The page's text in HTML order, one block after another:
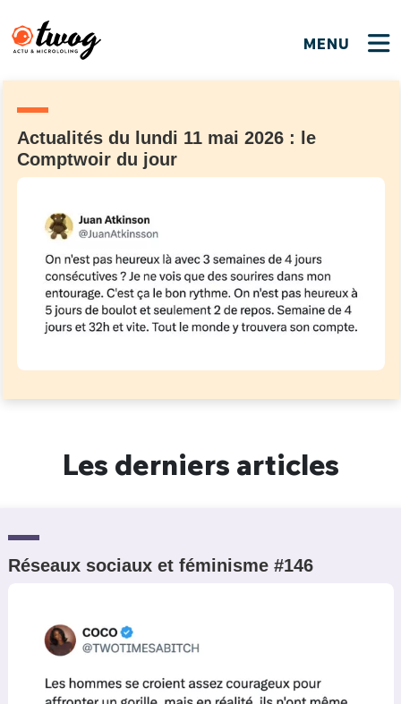
MENU
Actualités du lundi 11 mai 2026 : le
Comptwoir du jour
Les derniers articles
Réseaux sociaux et féminisme #146
Bienvenue !
JE M'INSCRIS
PSEUDO*
EMAIL*
PASSWORD*
Connexion
PSEUDO
MOT DE PASSE Mot de passe perdu ?
CONNEXION
FERMER
Que souhaitez-vous proposer ?
Quelques tweets
C'EST PARTI
Ma propre sélection